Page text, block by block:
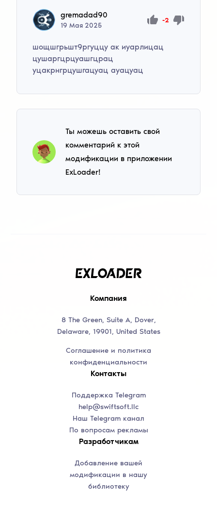
gremadad90
19Мая 2025
-2
шощшгрьшт9ргуццу ак иуарлицац
цушаргцрцуашгцрац
уцакрнгрцушгацуац ауацуац
Ты можешь оставить свой
комментарий к этой
модификации в приложении
ExLoader!
Компания
8 The Green, Suite A, Dover,
Delaware, 19901, United States
Соглашение и политика
конфиденциальности
Контакты
Поддержка Telegram
help@swiftsoft.llc
Наш Telegram канал
По вопросам рекламы
Разработчикам
Добавление вашей
модификации в нашу
библиотеку